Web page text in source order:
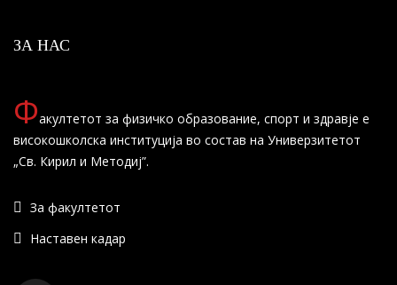
ЗА НАС
Факултетот за физичко образование, спорт и здравје е
високошколска институција во состав на Универзитетот
„Св. Кирил и Методиј”.
За факултетот
Наставен кадар